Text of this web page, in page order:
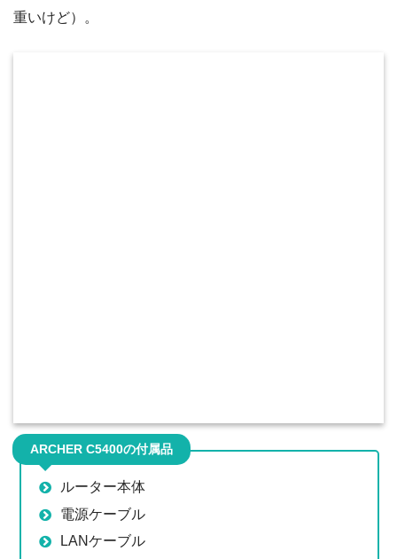
重いけど）。
ARCHER C5400の付属品
ルーター本体
電源ケーブル
LANケーブル